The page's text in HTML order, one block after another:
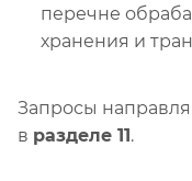
перечне
хранения и
Запросы
в разделе 11.